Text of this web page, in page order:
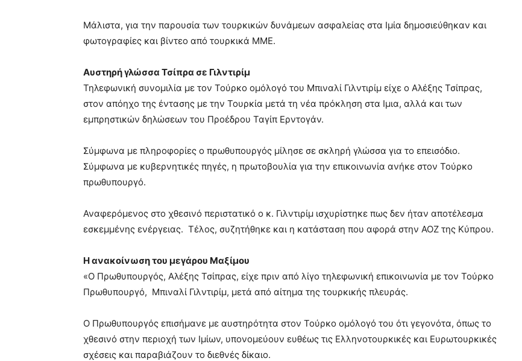
Μάλιστα, για την παρουσία των τουρκικών δυνάμεων ασφαλείας στα Ιμία δημοσιεύθηκαν και
φωτογραφίες και βίντεο από τουρκικά ΜΜΕ.
Αυστηρή γλώσσα Τσίπρα σε Γιλντιρίμ
Τηλεφωνική συνομιλία με τον Τούρκο ομόλογό του Μπιναλί Γιλντιρίμ είχε ο Αλέξης Τσίπρας,
στον απόηχο της έντασης με την Τουρκία μετά τη νέα πρόκληση στα Ιμια, αλλά και των
εμπρηστικών δηλώσεων του Προέδρου Ταγίπ Ερντογάν.
Σύμφωνα με πληροφορίες ο πρωθυπουργός μίλησε σε σκληρή γλώσσα για το επεισόδιο.
Σύμφωνα με κυβερνητικές πηγές, η πρωτοβουλία για την επικοινωνία ανήκε στον Τούρκο
πρωθυπουργό.
Αναφερόμενος στο χθεσινό περιστατικό ο κ. Γιλντιρίμ ισχυρίστηκε πως δεν ήταν αποτέλεσμα
εσκεμμένης ενέργειας. Τέλος, συζητήθηκε και η κατάσταση που αφορά στην ΑΟΖ της Κύπρου.
Η ανακοίνωση του μεγάρου Μαξίμου
«Ο Πρωθυπουργός, Αλέξης Τσίπρας, είχε πριν από λίγο τηλεφωνική επικοινωνία με τον Τούρκο
Πρωθυπουργό, Μπιναλί Γιλντιρίμ, μετά από αίτημα της τουρκικής πλευράς.
Ο Πρωθυπουργός επισήμανε με αυστηρότητα στον Τούρκο ομόλογό του ότι γεγονότα, όπως το
χθεσινό στην περιοχή των Ιμίων, υπονομεύουν ευθέως τις Ελληνοτουρκικές και Ευρωτουρκικές
σχέσεις και παραβιάζουν το διεθνές δίκαιο.